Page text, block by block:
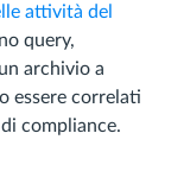
attività del
query,
archivio a
essere correlati
compliance.